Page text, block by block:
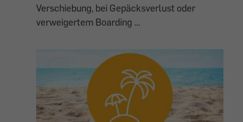
Verschiebung, bei Gepäcksverlust oder
verweigertem Boarding ...